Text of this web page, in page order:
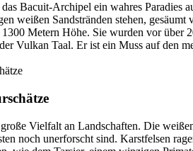
Bacuit-Archipel ein wahres Paradies
weißen Sandstränden stehen,
Metern Höhe. Sie wurden vor über
Vulkan Taal. Er ist ein Muss auf den
Vielfalt an Landschaften. Die
noch unerforscht sind. Karstfelsen